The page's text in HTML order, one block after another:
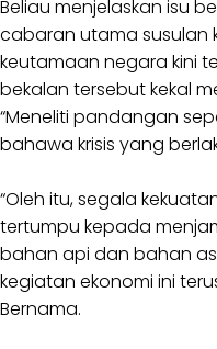
Beliau menjelaskan isu
cabaran utama susulan
keutamaan negara kini
bekalan tersebut kekal
“Meneliti pandangan
bahawa krisis yang
“Oleh itu, segala
tertumpu kepada
bahan api dan bahan
kegiatan ekonomi ini
Bernama.